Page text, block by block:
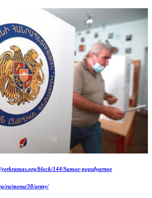
yerkramas.org/block/144/Samoe-populyarnoe
ru/menu/38/army/